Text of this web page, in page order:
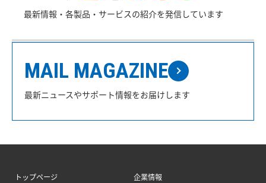
最新情報・各製品・サービスの紹介を発信しています
MAIL MAGAZINE
最新ニュースやサポート情報をお届けします
トップページ
企業情報